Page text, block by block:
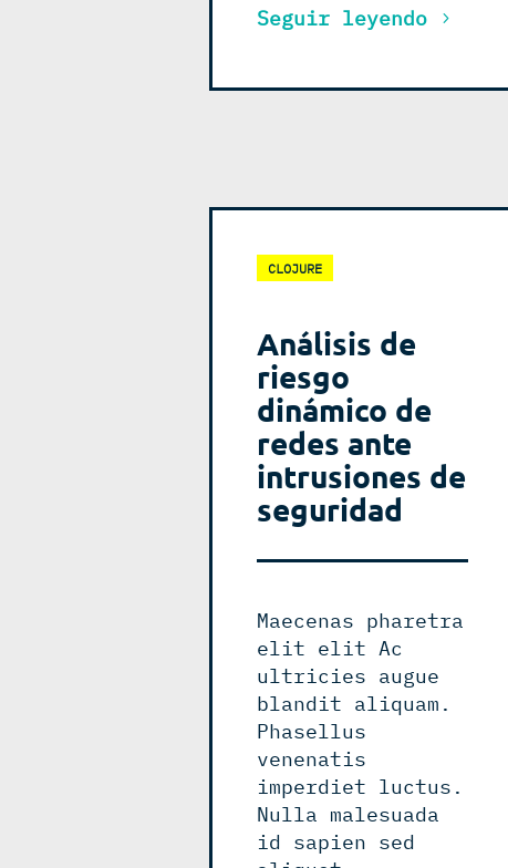
Seguir leyendo
CLOJURE
Análisis de
riesgo
dinámico de
redes ante
intrusiones de
seguridad
Maecenas pharetra
elit elit Ac
ultricies augue
blandit aliquam.
Phasellus
venenatis
imperdiet luctus.
Nulla malesuada
id sapien sed